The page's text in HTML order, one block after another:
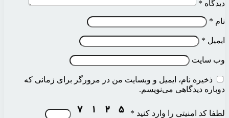
دیدگاه *
نام *
ایمیل *
وب‌ سایت
ذخیره نام، ایمیل و وبسایت من در مرورگر برای زمانی که
دوباره دیدگاهی می‌نویسم.
لطفا کد امنیتی را وارد کنید *